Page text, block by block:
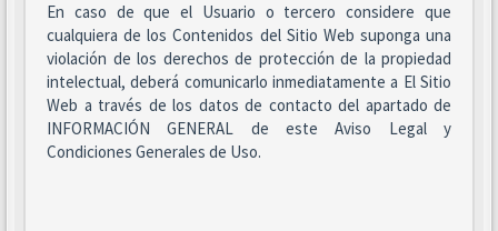
En caso de que el Usuario o tercero considere que
cualquiera de los Contenidos del Sitio Web suponga una
violación de los derechos de protección de la propiedad
intelectual, deberá comunicarlo inmediatamente a El Sitio
Web a través de los datos de contacto del apartado de
INFORMACIÓN GENERAL de este Aviso Legal y
Condiciones Generales de Uso.